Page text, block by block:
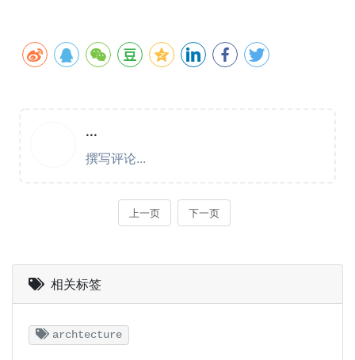
相关标签
archtecture